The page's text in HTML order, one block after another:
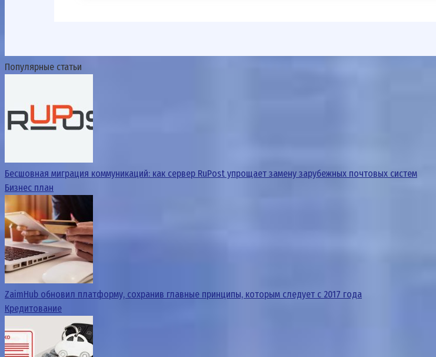
Популярные статьи
Бесшовная миграция коммуникаций: как сервер RuPost упрощает замену зарубежных почтовых систем
Бизнес план
ZaimHub обновил платформу, сохранив главные принципы, которым следует с 2017 года
Кредитование